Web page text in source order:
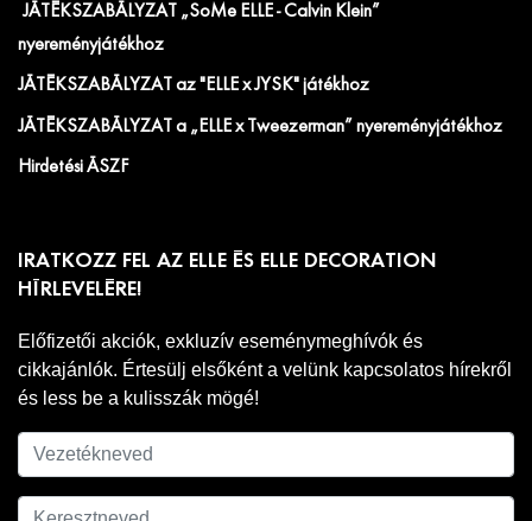
JÁTÉKSZABÁLYZAT „SoMe ELLE - Calvin Klein”
nyereményjátékhoz
JÁTÉKSZABÁLYZAT az "ELLE x JYSK" játékhoz
JÁTÉKSZABÁLYZAT a „ELLE x Tweezerman” nyereményjátékhoz
Hirdetési ÁSZF
IRATKOZZ FEL AZ ELLE ÉS ELLE DECORATION
HÍRLEVELÉRE!
Előfizetői akciók, exkluzív eseménymeghívók és
cikkajánlók. Értesülj elsőként a velünk kapcsolatos hírekről
és less be a kulisszák mögé!